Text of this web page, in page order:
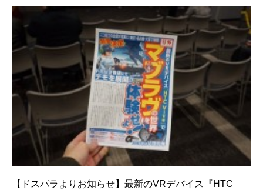
【ドスパラよりお知らせ】最新のVRデバイス『HTC